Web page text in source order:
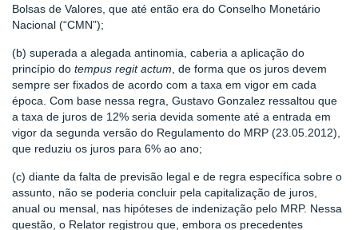
Bolsas de Valores, que até então era do Conselho Monetário
Nacional (“CMN”);
(b) superada a alegada antinomia, caberia a aplicação do
princípio do tempus regit actum , de forma que os juros devem
sempre ser fixados de acordo com a taxa em vigor em cada
época. Com base nessa regra, Gustavo Gonzalez ressaltou que
a taxa de juros de 12% seria devida somente até a entrada em
vigor da segunda versão do Regulamento do MRP (23.05.2012),
que reduziu os juros para 6% ao ano;
(c) diante da falta de previsão legal e de regra específica sobre o
assunto, não se poderia concluir pela capitalização de juros,
anual ou mensal, nas hipóteses de indenização pelo MRP. Nessa
questão, o Relator registrou que, embora os precedentes